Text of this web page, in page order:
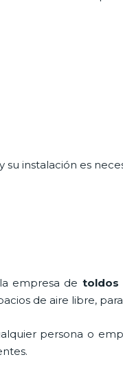
y su instalación es
empresa de toldos
de aire libre,
persona o